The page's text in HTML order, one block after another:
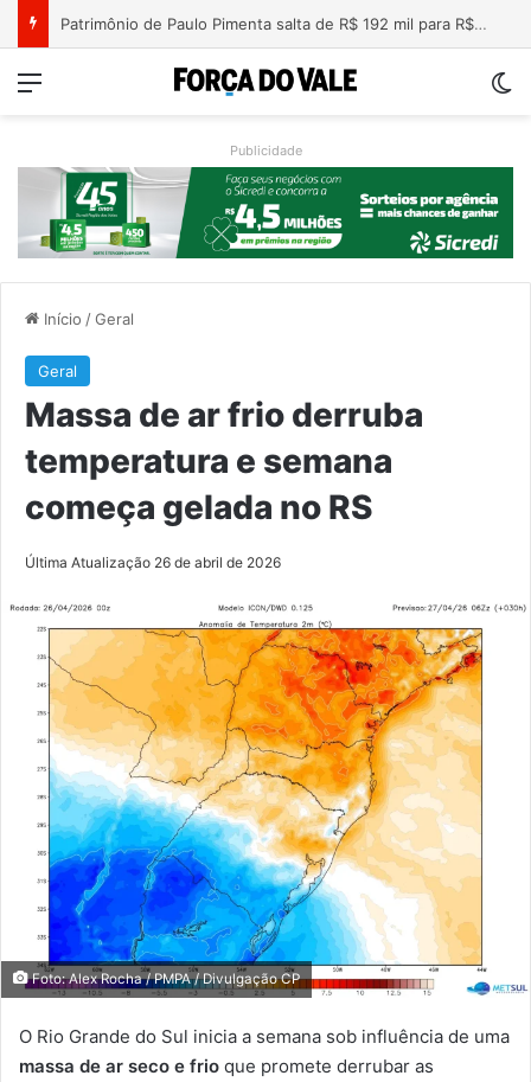
Nova lei endurece penas para crimes sexuais online contra crianças e adolescentes
Menu
Publicidade
Início /Geral
Geral
Massa de ar frio derruba
temperatura e semana
começa gelada no RS
Última Atualização 26 de abril de 2026
Foto: Alex Rocha / PMPA / Divulgação CP
O Rio Grande do Sul inicia a semana sob influência de uma
massa de ar seco e frio que promete derrubar as